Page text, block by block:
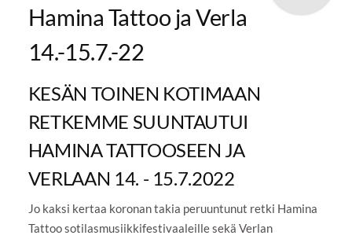
Hamina Tattoo ja Verla
14.-15.7.-22
KESÄN TOINEN KOTIMAAN
RETKEMME SUUNTAUTUI
HAMINA TATTOOSEEN JA
VERLAAN 14. - 15.7.2022
Jo kaksi kertaa koronan takia peruuntunut retki Hamina
Tattoo sotilasmusiikkifestivaaleille sekä Verlan